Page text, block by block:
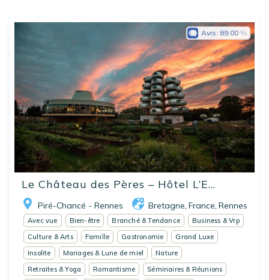
Le Château des Pères – Hôtel L’E...
Piré-Chancé - Rennes Bretagne France Rennes
Avis: 89.00
Avec vue Bien-être Branché & Tendance
Business & Vrp
Culture & Arts
Famille Gastronomie
Grand Luxe
Insolite
Mariages & Lune de miel
Nature
Retraites & Yoga
Romantisme
Séminaires & Réunions